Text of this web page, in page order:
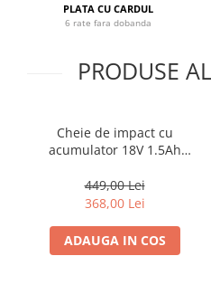
PLATA CU CARDUL
6 rate fara dobanda
PRODUSE
Cheie de impact cu
acumulator 18V 1.5Ah
RAIDER
449,00 Lei
368,00 Lei
ADAUGA IN COS